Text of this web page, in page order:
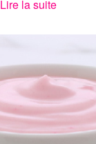
Lire la suite